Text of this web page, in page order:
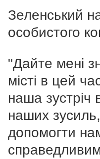
Зеленський
особистого
"Дайте мені
місті в цей
наша зустріч
наших
допомогти